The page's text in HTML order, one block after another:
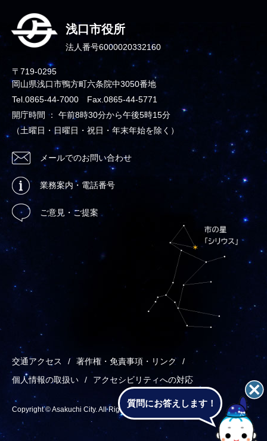
浅口市役所
法人番号6000020332160
〒719-0295
岡山県浅口市鴨方町六条院中3050番地
Tel.0865-44-7000 Fax.0865-44-5771
開庁時間 ： 午前8時30分から午後5時15分
（土曜日・日曜日・祝日・年末年始を除く）
メールでのお問い合わせ
業務案内・電話番号
ご意見・ご提案
交通アクセス
著作権・免責事項・リンク
個人情報の取扱い
アクセシビリティへの対応
Copyright © Asakuchi City. All Rights Reserved.
質問にお答えします！